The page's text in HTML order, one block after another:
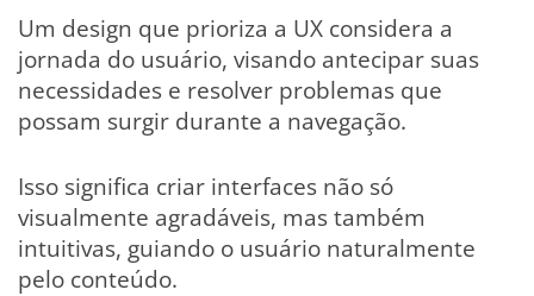
Um design que prioriza a UX considera a
jornada do usuário, visando antecipar suas
necessidades e resolver problemas que
possam surgir durante a navegação.
Isso significa criar interfaces não só
visualmente agradáveis, mas também
intuitivas, guiando o usuário naturalmente
pelo conteúdo.